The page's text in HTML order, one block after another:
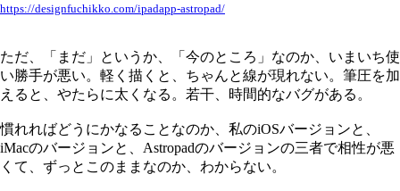
https://designfuchikko.com/ipadapp-astropad/
ただ、「まだ」というか、「今のところ」なのか、いまいち使
い勝手が悪い。軽く描くと、ちゃんと線が現れない。筆圧を加
えると、やたらに太くなる。若干、時間的なバグがある。
慣れればどうにかなることなのか、私のiOSバージョンと、
iMacのバージョンと、Astropadのバージョンの三者で相性が悪
くて、ずっとこのままなのか、わからない。